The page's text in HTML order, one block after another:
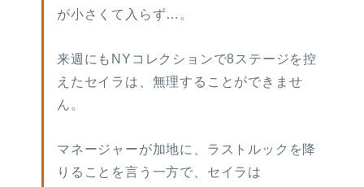
が小さくて入らず…。
来週にもNYコレクションで8ステージを控
えたセイラは、無理することができませ
ん。
マネージャーが加地に、ラストルックを降
りることを言う一方で、セイラは